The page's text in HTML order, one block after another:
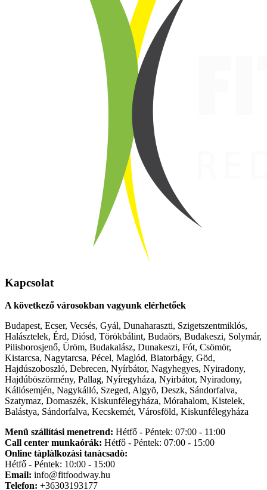
Kapcsolat
A következő városokban vagyunk elérhetőek
Budapest, Ecser, Vecsés, Gyál, Dunaharaszti, Szigetszentmiklós,
Halásztelek, Érd, Diósd, Törökbálint, Budaörs, Budakeszi, Solymár,
Pilisborosjenő, Üröm, Budakalász, Dunakeszi, Fót, Csömör,
Kistarcsa, Nagytarcsa, Pécel, Maglód, Biatorbágy, Göd,
Hajdúszoboszló, Debrecen, Nyírbátor, Nagyhegyes, Nyiradony,
Hajdúböszörmény, Pallag, Nyíregyháza, Nyirbátor, Nyiradony,
Kállósemjén, Nagykálló, Szeged, Algyõ, Deszk, Sándorfalva,
Szatymaz, Domaszék, Kiskunfélegyháza, Mórahalom, Kistelek,
Balástya, Sándorfalva, Kecskemét, Városföld, Kiskunfélegyháza
Menü szállítási menetrend: Hétfő - Péntek: 07:00 - 11:00
Call center munkaórák: Hétfő - Péntek: 07:00 - 15:00
Online tàplàlkozàsi tanàcsadò:
Hétfő - Péntek: 10:00 - 15:00
Email: info@fitfoodway.hu
Telefon: +36303193177